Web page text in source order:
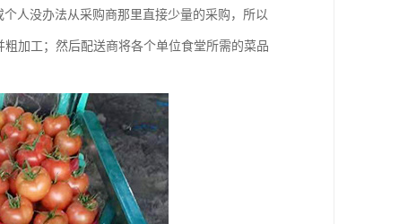
人没办法从采购商那里直接少量的采购，所以
加工；然后配送商将各个单位食堂所需的菜品